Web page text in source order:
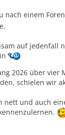
nach einem
auf jedenfall
2026 über vier
schielen wir
nett und auch